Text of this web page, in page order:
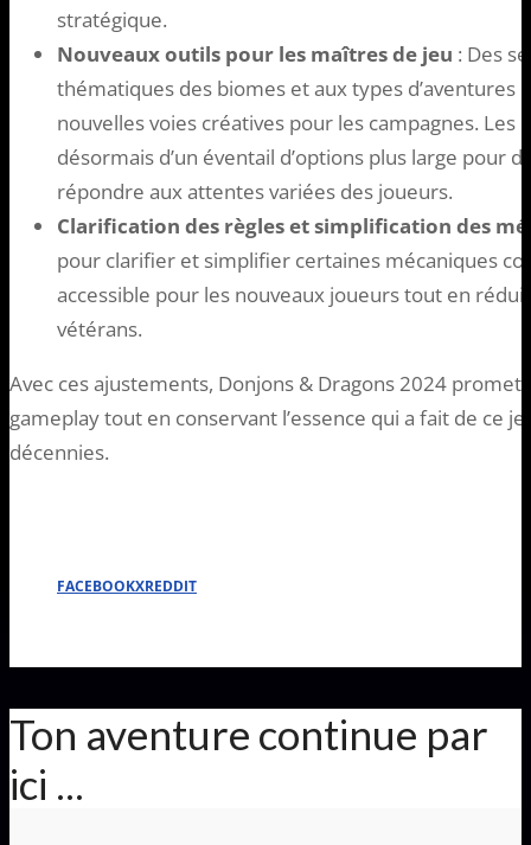
stratégique.
Nouveaux outils pour les maîtres de jeu : Des
thématiques des biomes et aux types d’aventures
nouvelles voies créatives pour les campagnes. Les
désormais d’un éventail d’options plus large pour
répondre aux attentes variées des joueurs.
Clarification des règles et simplification des
pour clarifier et simplifier certaines mécaniques
accessible pour les nouveaux joueurs tout en
vétérans.
Avec ces ajustements, Donjons & Dragons 2024
gameplay tout en conservant l’essence qui a fait de ce
décennies.
FACEBOOKXREDDIT
Ton aventure continue par
ici ...